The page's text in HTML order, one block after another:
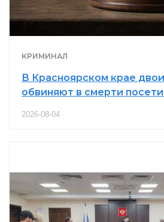
КРИМИНАЛ
В Красноярском крае
обвиняют в смерти
2026-08-04